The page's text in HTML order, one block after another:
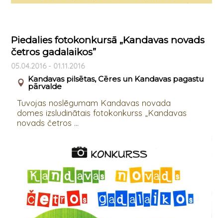
Piedalies fotokonkursā „Kandavas novads
četros gadalaikos”
05.04.2016 - 01.11.2016
Kandavas pilsētas, Cēres un Kandavas pagastu
pārvalde
Tuvojas noslēgumam Kandavas novada
domes izsludinātais fotokonkurss „Kandavas
novads četros ...